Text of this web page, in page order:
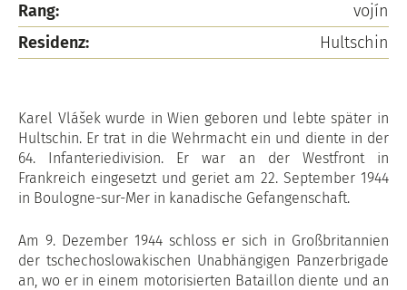
Rang:
vojín
Residenz:
Hultschin
Karel Vlášek wurde in Wien geboren und lebte später in
Hultschin. Er trat in die Wehrmacht ein und diente in der
64. Infanteriedivision. Er war an der Westfront in
Frankreich eingesetzt und geriet am 22. September 1944
in Boulogne-sur-Mer in kanadische Gefangenschaft.
Am 9. Dezember 1944 schloss er sich in Großbritannien
der tschechoslowakischen Unabhängigen Panzerbrigade
an, wo er in einem motorisierten Bataillon diente und an